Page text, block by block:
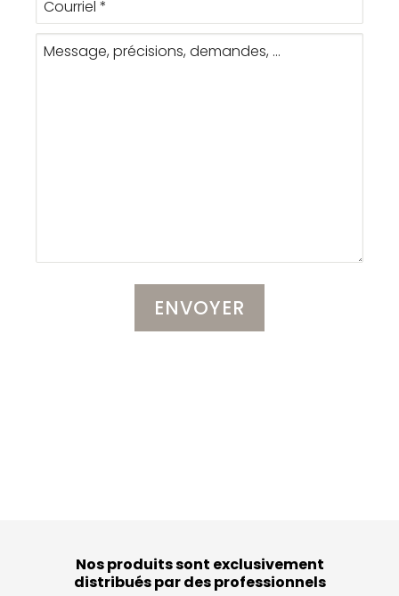
Nos produits sont exclusivement
distribués par des professionnels